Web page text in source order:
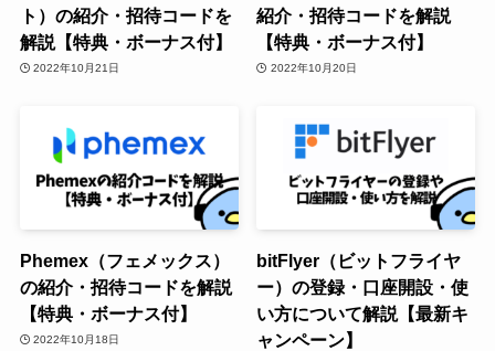
ト）の紹介・招待コードを
解説【特典・ボーナス付】
2022年10月21日
紹介・招待コードを解説
【特典・ボーナス付】
2022年10月20日
Phemex（フェメックス）
の紹介・招待コードを解説
【特典・ボーナス付】
2022年10月18日
bitFlyer（ビットフライヤ
ー）の登録・口座開設・使
い方について解説【最新キ
ャンペーン】